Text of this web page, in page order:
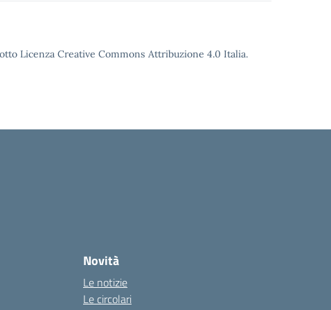
Licenza Creative Commons Attribuzione 4.0 Italia.
Novità
Le notizie
Le circolari